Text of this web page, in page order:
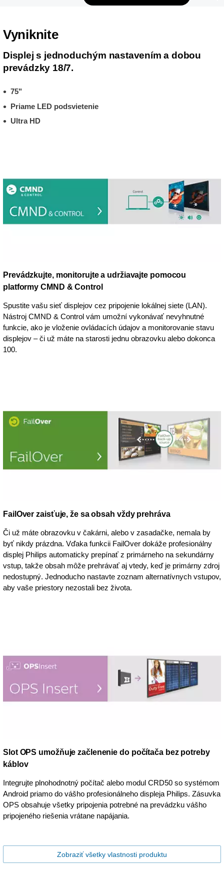
Vyniknite
Displej s jednoduchým nastavením a dobou
prevádzky 18/7.
75"
Priame LED podsvietenie
Ultra HD
Prevádzkujte, monitorujte a udržiavajte pomocou
platformy CMND & Control
Spustite vašu sieť displejov cez pripojenie lokálnej siete (LAN).
Nástroj CMND & Control vám umožní vykonávať nevyhnutné
funkcie, ako je vloženie ovládacích údajov a monitorovanie stavu
displejov – či už máte na starosti jednu obrazovku alebo dokonca
100.
FailOver zaisťuje, že sa obsah vždy prehráva
Či už máte obrazovku v čakárni, alebo v zasadačke, nemala by
byť nikdy prázdna. Vďaka funkcii FailOver dokáže profesionálny
displej Philips automaticky prepínať z primárneho na sekundárny
vstup, takže obsah môže prehrávať aj vtedy, keď je primárny zdroj
nedostupný. Jednoducho nastavte zoznam alternatívnych vstupov,
aby vaše priestory nezostali bez života.
Slot OPS umožňuje začlenenie do počítača bez potreby
káblov
Integrujte plnohodnotný počítač alebo modul CRD50 so systémom
Android priamo do vášho profesionálneho displeja Philips. Zásuvka
OPS obsahuje všetky pripojenia potrebné na prevádzku vášho
pripojeného riešenia vrátane napájania.
Zobraziť všetky vlastnosti produktu